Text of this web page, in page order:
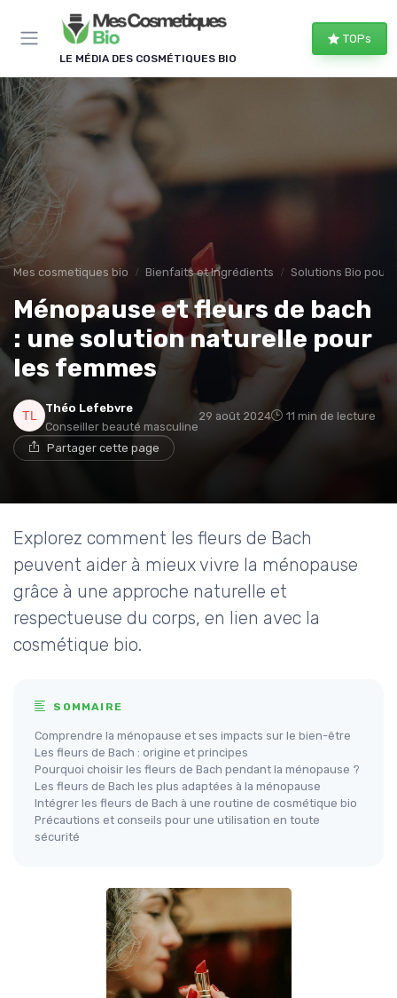
LE MÉDIA DES COSMÉTIQUES BIO
TOPs
Mes cosmetiques bio Bienfaits et Ingrédients Solutions Bio pour
Ménopause et fleurs de bach
: une solution naturelle pour
les femmes
Théo Lefebvre
Conseiller beauté masculine
29 août 2024 11 min de lecture
Partager cette page
Explorez comment les fleurs de Bach
peuvent aider à mieux vivre la ménopause
grâce à une approche naturelle et
respectueuse du corps, en lien avec la
cosmétique bio.
SOMMAIRE
Comprendre la ménopause et ses impacts sur le bien-être
Les fleurs de Bach : origine et principes
Pourquoi choisir les fleurs de Bach pendant la ménopause ?
Les fleurs de Bach les plus adaptées à la ménopause
Intégrer les fleurs de Bach à une routine de cosmétique bio
Précautions et conseils pour une utilisation en toute
sécurité
Panneau de gestion des cookies